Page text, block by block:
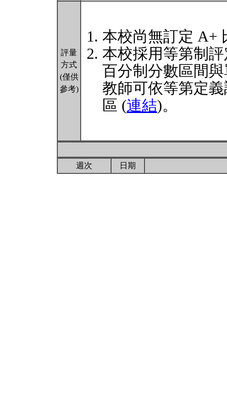
評量
方式
(僅供
參考)
本校尚無訂定 A+
本校採用等第制
百分制分數區間
教師可依等第定
區 (連結)。
週次 日期